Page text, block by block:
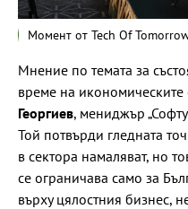
Момент от Tech Of
Мнение по темата за
време на икономическите
Георгиев, мениджър
Той потвърди гледната
в сектора намаляват, но
се ограничава само за
върху цялостния бизнес,